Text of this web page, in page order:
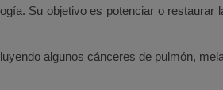
Su objetivo es potenciar o
algunos cánceres de pulmón,